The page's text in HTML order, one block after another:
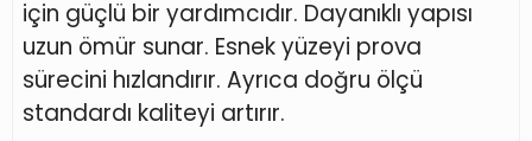
için güçlü bir yardımcıdır. Dayanıklı yapısı
uzun ömür sunar. Esnek yüzeyi prova
sürecini hızlandırır. Ayrıca doğru ölçü
standardı kaliteyi artırır.